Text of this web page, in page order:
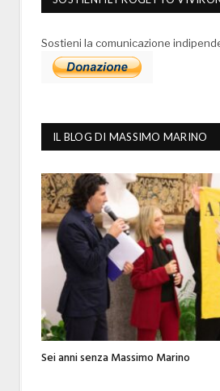
Sostieni la comunicazione
IL BLOG DI MASSIMO MARINO
Sei anni senza Massimo Marino